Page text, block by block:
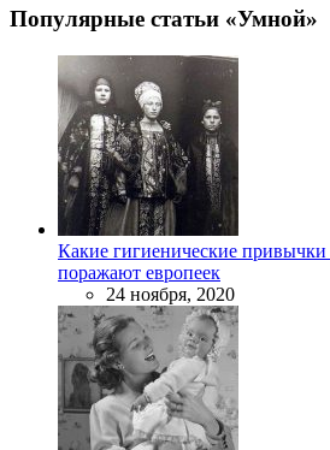
Популярные статьи «Умной»
Какие гигиенические
поражают европеек
24 ноября, 2020